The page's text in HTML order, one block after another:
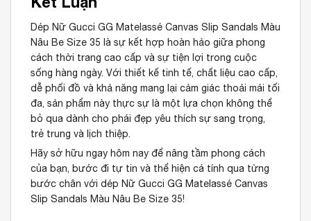
Dép Nữ Gucci GG Matelassé Canvas Slip Sandals Màu
Nâu Be Size 35 là sự kết hợp hoàn hảo giữa phong
cách thời trang cao cấp và sự tiện lợi trong cuộc
sống hàng ngày. Với thiết kế tinh tế, chất liệu cao cấp,
dễ phối đồ và khả năng mang lại cảm giác thoải mái tối
đa, sản phẩm này thực sự là một lựa chọn không thể
bỏ qua dành cho phái đẹp yêu thích sự sang trọng,
trẻ trung và lịch thiệp.
Hãy sở hữu ngay hôm nay để nâng tầm phong cách
của bạn, bước đi tự tin và thể hiện cá tính qua từng
bước chân với dép Nữ Gucci GG Matelassé Canvas
Slip Sandals Màu Nâu Be Size 35!